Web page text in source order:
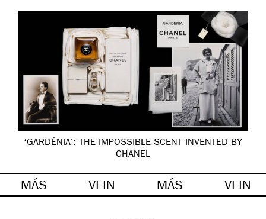
‘GARDÉNIA’: THE IMPOSSIBLE SCENT INVENTED BY
CHANEL
MÁS VEIN MÁS VEIN